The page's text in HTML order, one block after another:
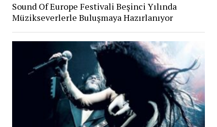
Sound Of Europe Festivali Beşinci Yılında
Müzikseverlerle Buluşmaya Hazırlanıyor